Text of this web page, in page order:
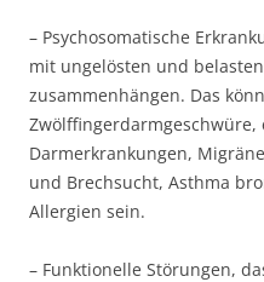
– Psychosomatische
mit ungelösten und
zusammenhängen. Das
Zwölffingerdarmgeschwüre,
Darmerkrankungen,
und Brechsucht, Asthma
Allergien sein.
– Funktionelle Störungen,